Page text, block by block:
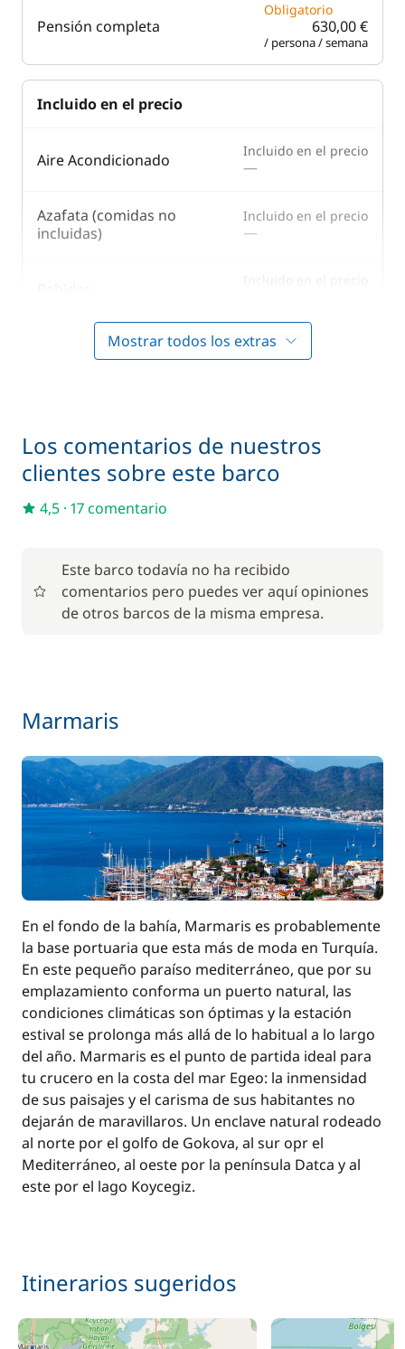
Pensión completa
Obligatorio
630,00 €
/ persona / semana
Incluido en el precio
Aire Acondicionado Incluido en el precio
—
Azafata (comidas no
incluidas)
Incluido en el precio
—
Incluido en el precio
Cocinero (comidas no
incluidas)
Incluido en el precio
—
Generador Incluido en el precio
Kayak Incluido en el precio
—
Marinero
Motor fueraborda Incluido en el precio
—
Paddle Incluido en el precio
—
Patrón (comidas no incluidas) Incluido en el precio
—
Puesta en mano Incluido en el precio
—
Ropa de cama Incluido en el precio
—
Seguro de Franquicia Incluido en el precio
—
Tasas portuarias Incluido en el precio
Mostrar todos los extras
Los comentarios de nuestros
clientes sobre este barco
4,5 · 17 comentario
Este barco todavía no ha recibido
comentarios pero puedes ver aquí opiniones
de otros barcos de la misma empresa.
Marmaris
En el fondo de la bahía, Marmaris es probablemente
la base portuaria que esta más de moda en Turquía.
En este pequeño paraíso mediterráneo, que por su
emplazamiento conforma un puerto natural, las
condiciones climáticas son óptimas y la estación
estival se prolonga más allá de lo habitual a lo largo
del año. Marmaris es el punto de partida ideal para
tu crucero en la costa del mar Egeo: la inmensidad
de sus paisajes y el carisma de sus habitantes no
dejarán de maravillaros. Un enclave natural rodeado
al norte por el golfo de Gokova, al sur opr el
Mediterráneo, al oeste por la península Datca y al
este por el lago Koycegiz.
Itinerarios sugeridos